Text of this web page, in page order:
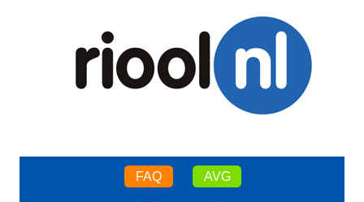
FAQ AVG